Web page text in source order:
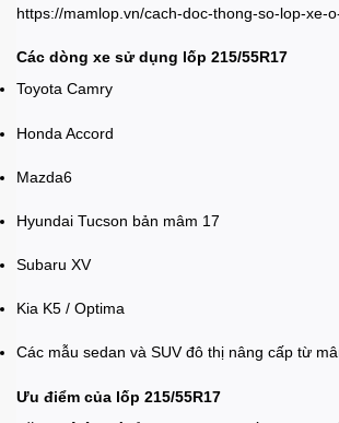
https://mamlop.vn/cach-doc-thong-so-lop-xe-
Các dòng xe sử dụng lốp 215/55R17
Toyota Camry
Honda Accord
Mazda6
Hyundai Tucson bản mâm 17
Subaru XV
Kia K5 / Optima
Các mẫu sedan và SUV đô thị nâng cấp từ
Ưu điểm của lốp 215/55R17